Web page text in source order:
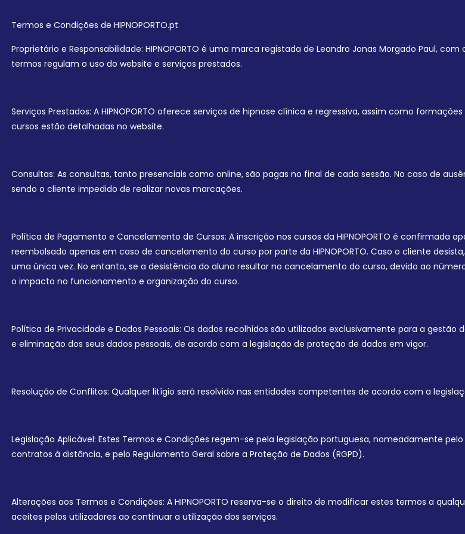
Termos e Condições de HIPNOPORTO.pt
Proprietário e Responsabilidade: HIPNOPORTO é uma marca registada de Leandro Jonas Morgado Paul,
termos regulam o uso do website e serviços prestados.
Serviços Prestados: A HIPNOPORTO oferece serviços de hipnose clínica e regressiva, assim como
cursos estão detalhadas no website.
Consultas: As consultas, tanto presenciais como online, são pagas no final de cada sessão. No caso de
sendo o cliente impedido de realizar novas marcações.
Política de Pagamento e Cancelamento de Cursos: A inscrição nos cursos da HIPNOPORTO é confirmada
reembolsado apenas em caso de cancelamento do curso por parte da HIPNOPORTO. Caso o cliente
uma única vez. No entanto, se a desistência do aluno resultar no cancelamento do curso, devido ao
o impacto no funcionamento e organização do curso.
Política de Privacidade e Dados Pessoais: Os dados recolhidos são utilizados exclusivamente para a
e eliminação dos seus dados pessoais, de acordo com a legislação de proteção de dados em vigor.
Resolução de Conflitos: Qualquer litígio será resolvido nas entidades competentes de acordo com a
Legislação Aplicável: Estes Termos e Condições regem-se pela legislação portuguesa, nomeadamente
contratos à distância, e pelo Regulamento Geral sobre a Proteção de Dados (RGPD).
Alterações aos Termos e Condições: A HIPNOPORTO reserva-se o direito de modificar estes termos a
aceites pelos utilizadores ao continuar a utilização dos serviços.